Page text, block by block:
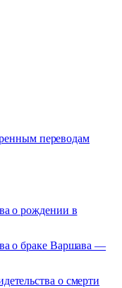
переводам
о рождении в
о браке Варшава —
о смерти